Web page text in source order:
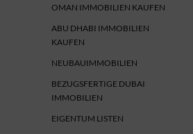
OMAN IMMOBILIEN KAUFEN
ABU DHABI IMMOBILIEN
KAUFEN
NEUBAUIMMOBILIEN
BEZUGSFERTIGE DUBAI
IMMOBILIEN
EIGENTUM LISTEN